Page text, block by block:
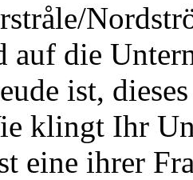
auf die
ist,
klingt Ihr
eine ihrer